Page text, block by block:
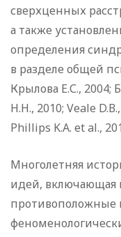
сверхценных
а также
определения
в разделе общей
Крылова Е.С., 2004;
Н.Н., 2010; Veale
Phillips K.A. et al.,
Многолетняя
идей, включающая
противоположные